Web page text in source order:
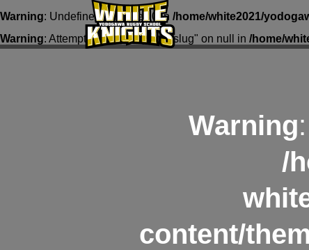
Warning: Undefined array key 0 in /home/white2021/
Warning: Attempt to read property "slug" on null in /home/
Warning
/
content/